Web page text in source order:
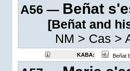
A56 — Beñat
[Beñat and
NM > Cas >
KABA: Beñat